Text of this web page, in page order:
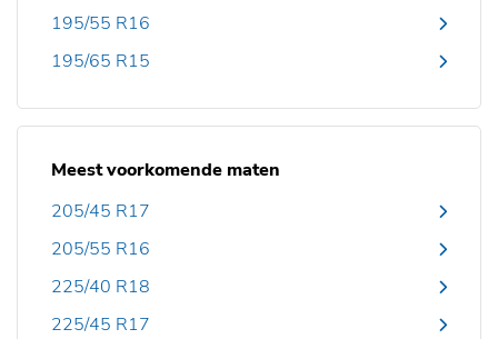
195/55 R16
195/65 R15
Meest voorkomende maten
205/45 R17
205/55 R16
225/40 R18
225/45 R17